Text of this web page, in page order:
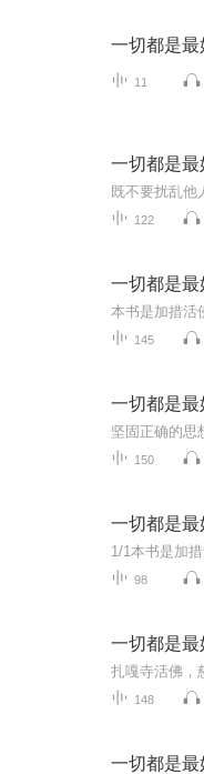
一切都是最
11
一切都是最
既不要扰乱他
122
一切都是最
145
一切都是最
坚固正确的思
150
一切都是最
98
一切都是最
148
一切都是最